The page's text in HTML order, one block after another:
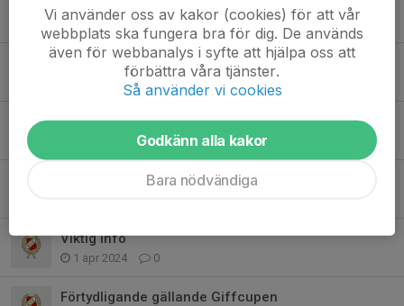
11 mar 2025 0
Norrby cup 5 oktober
26 aug 2024
Sammanfattning av föräldramöte
0
Viktig info
1 apr 2024 0
Förtydligande gällande Giffcupen
Vi använder oss av kakor (cookies) för att vår
webbplats ska fungera bra för dig. De används
även för webbanalys i syfte att hjälpa oss att
förbättra våra tjänster.
Så använder vi cookies
Godkänn alla kakor
Bara nödvändiga